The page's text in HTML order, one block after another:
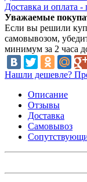
Доставка и оплата -
Уважаемые
Если вы решили
самовывозом,
минимум за 2 часа
Нашли дешевле?
Описание
Отзывы
Доставка
Самовывоз